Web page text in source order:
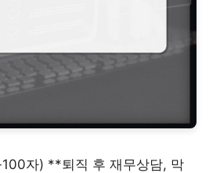
자) **퇴직 후 재무상담, 막